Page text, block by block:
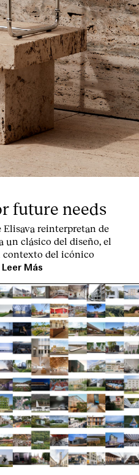
future needs
Elisava reinterpretan de
clásico del diseño, el
contexto del icónico
Leer Más